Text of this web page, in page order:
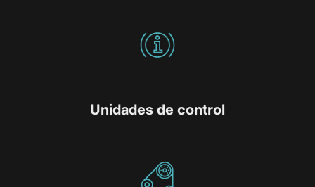
Unidades de control